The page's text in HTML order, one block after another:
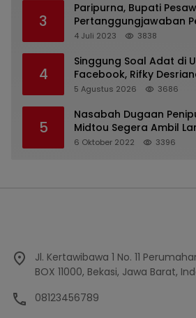
3
Paripurna, Bupati
Pertanggungjawaban
2022
4 Juli 2023 3838
4
Singgung Soal Adat di
Facebook, Rifky
PDA dan Bupati Kubar
5 Agustus 2026 3686
5
Nasabah Dugaan
Midtou Segera Ambil
6 Oktober 2022 3396
Jl. Kertawibawa 1 No. 11
BOX 11000, Bekasi, Jawa Barat,
08123456789